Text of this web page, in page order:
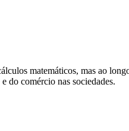
matemáticos, mas ao
do comércio nas sociedades.